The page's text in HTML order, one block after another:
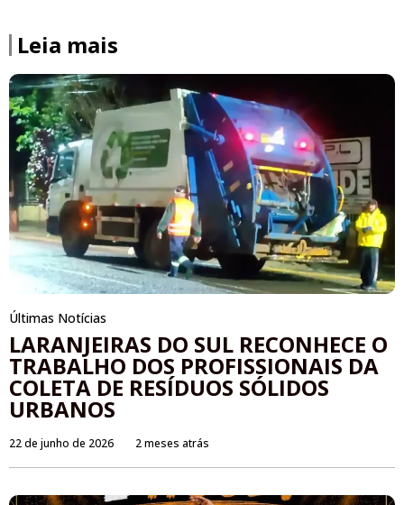
Leia mais
Últimas Notícias
LARANJEIRAS DO SUL RECONHECE O
TRABALHO DOS PROFISSIONAIS DA
COLETA DE RESÍDUOS SÓLIDOS
URBANOS
22 de junho de 2026 2 meses atrás